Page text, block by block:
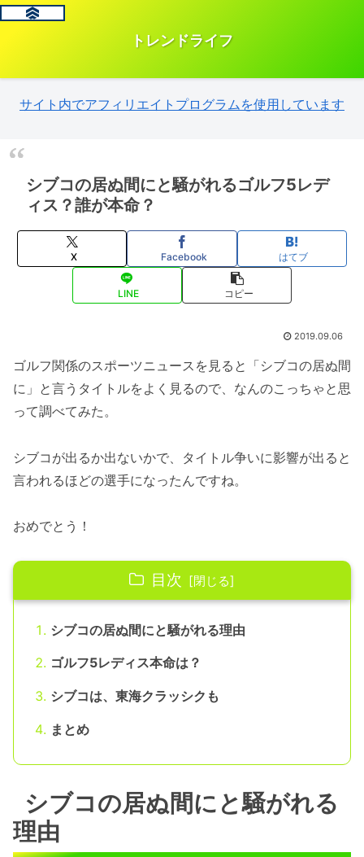
トレンドライフ
サイト内でアフィリエイトプログラムを使用しています
シブコの居ぬ間にと騒がれるゴルフ5レデ
ィス？誰が本命？
X Facebook はてブ
LINE コピー
2019.09.06
ゴルフ関係のスポーツニュースを見ると「シブコの居ぬ間
に」と言うタイトルをよく見るので、なんのこっちゃと思
って調べてみた。
シブコが出るか出ないかで、タイトル争いに影響が出ると
言われるほどの選手になったんですね。
おめでとう！
目次
シブコの居ぬ間にと騒がれる理由
ゴルフ5レディス本命は？
シブコは、東海クラッシクも
まとめ
シブコの居ぬ間にと騒がれる
理由